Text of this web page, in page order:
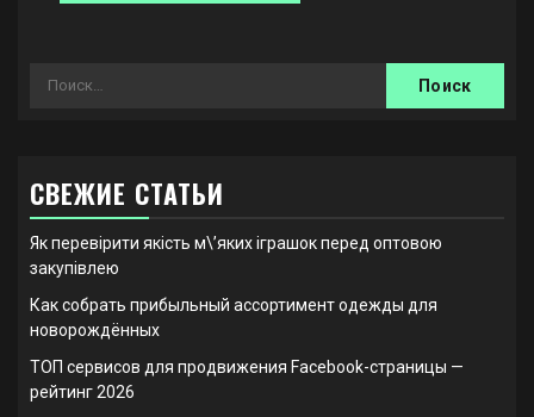
Найти:
СВЕЖИЕ СТАТЬИ
Як перевірити якість м\’яких іграшок перед оптовою
закупівлею
Как собрать прибыльный ассортимент одежды для
новорождённых
ТОП сервисов для продвижения Facebook-страницы —
рейтинг 2026